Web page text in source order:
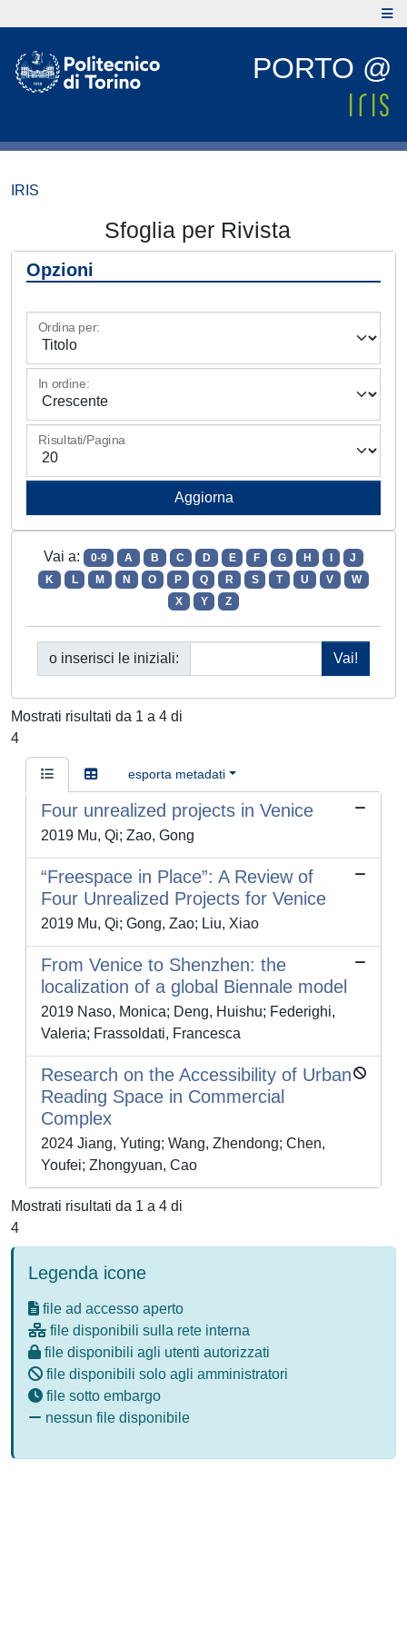
PORTO @
IRIS
Sfoglia per Rivista
Opzioni
Ordina per:
In ordine:
Risultati/Pagina
Vai a: 0-9 A B C D E F G H
J
K
L M N O P Q R S T U V
W
X
Y Z
o inserisci le iniziali:
Mostrati risultati da 1 a 4 di
4
esporta metadati
Four unrealized projects in Venice
2019 Mu, Qi; Zao, Gong
“Freespace in Place”: A Review of
Four Unrealized Projects for Venice
2019 Mu, Qi; Gong, Zao; Liu, Xiao
From Venice to Shenzhen: the
localization of a global Biennale model
2019 Naso, Monica; Deng, Huishu; Federighi,
Valeria; Frassoldati, Francesca
Research on the Accessibility of Urban
Reading Space in Commercial
Complex
2024 Jiang, Yuting; Wang, Zhendong; Chen,
Youfei; Zhongyuan, Cao
Mostrati risultati da 1 a 4 di
4
Legenda icone
file ad accesso aperto
file disponibili sulla rete interna
file disponibili agli utenti autorizzati
file disponibili solo agli amministratori
file sotto embargo
nessun file disponibile